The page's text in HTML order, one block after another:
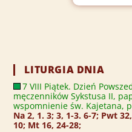
LITURGIA DNIA
7 VIII Piątek. Dzień
męczenników Sykstusa II,
wspomnienie św. Kajetana,
Na 2, 1. 3; 3, 1-3. 6-7; Pwt
10; Mt 16, 24-28;